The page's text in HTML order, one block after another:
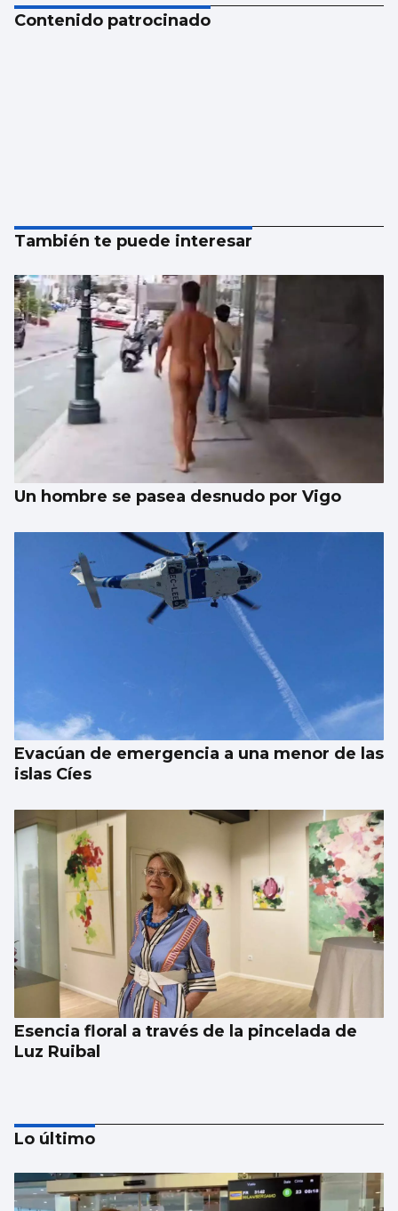
Contenido patrocinado
También te puede interesar
Un hombre se pasea desnudo por Vigo
Evacúan de emergencia a una menor de las
islas Cíes
Esencia floral a través de la pincelada de
Luz Ruibal
Lo último